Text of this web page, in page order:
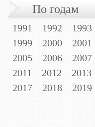
По годам
1991 1992 1993
1999
2000 2001
2005
2006 2007
2011
2012 2013
2017
2018 2019